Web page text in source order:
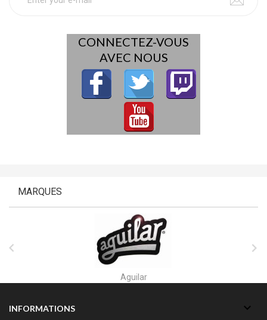
CONNECTEZ-VOUS
AVEC NOUS
MARQUES

Aguilar

INFORMATIONS 